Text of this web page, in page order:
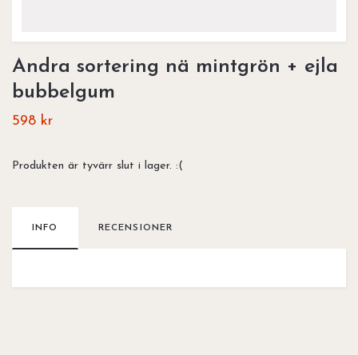
Andra sortering nä mintgrön + ejla
bubbelgum
598 kr
Produkten är tyvärr slut i lager. :(
INFO RECENSIONER